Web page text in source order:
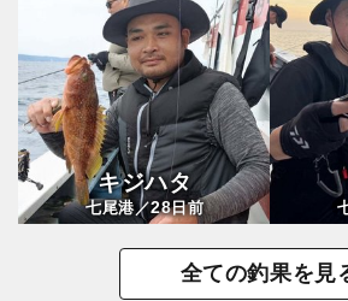
キジハタ
七尾港／28日前
全ての釣果を見